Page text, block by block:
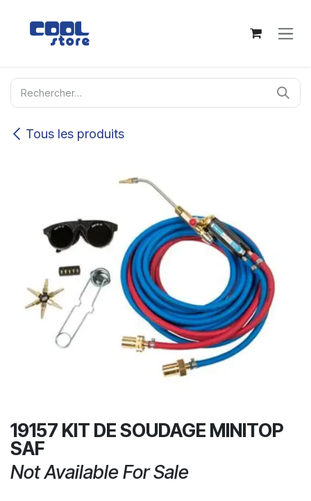
Tous les produits
19157 KIT DE SOUDAGE MINITOP
SAF
Not Available For Sale